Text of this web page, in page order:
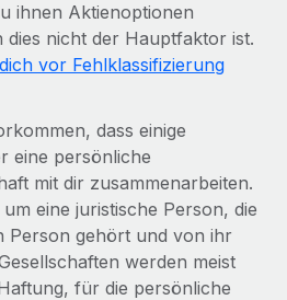
ihnen Aktienoptionen
nicht der Hauptfaktor ist.
vor Fehlklassifizierung
dass einige
eine persönliche
mit dir zusammenarbeiten.
eine juristische Person, die
Person gehört und von ihr
werden meist
für die persönliche